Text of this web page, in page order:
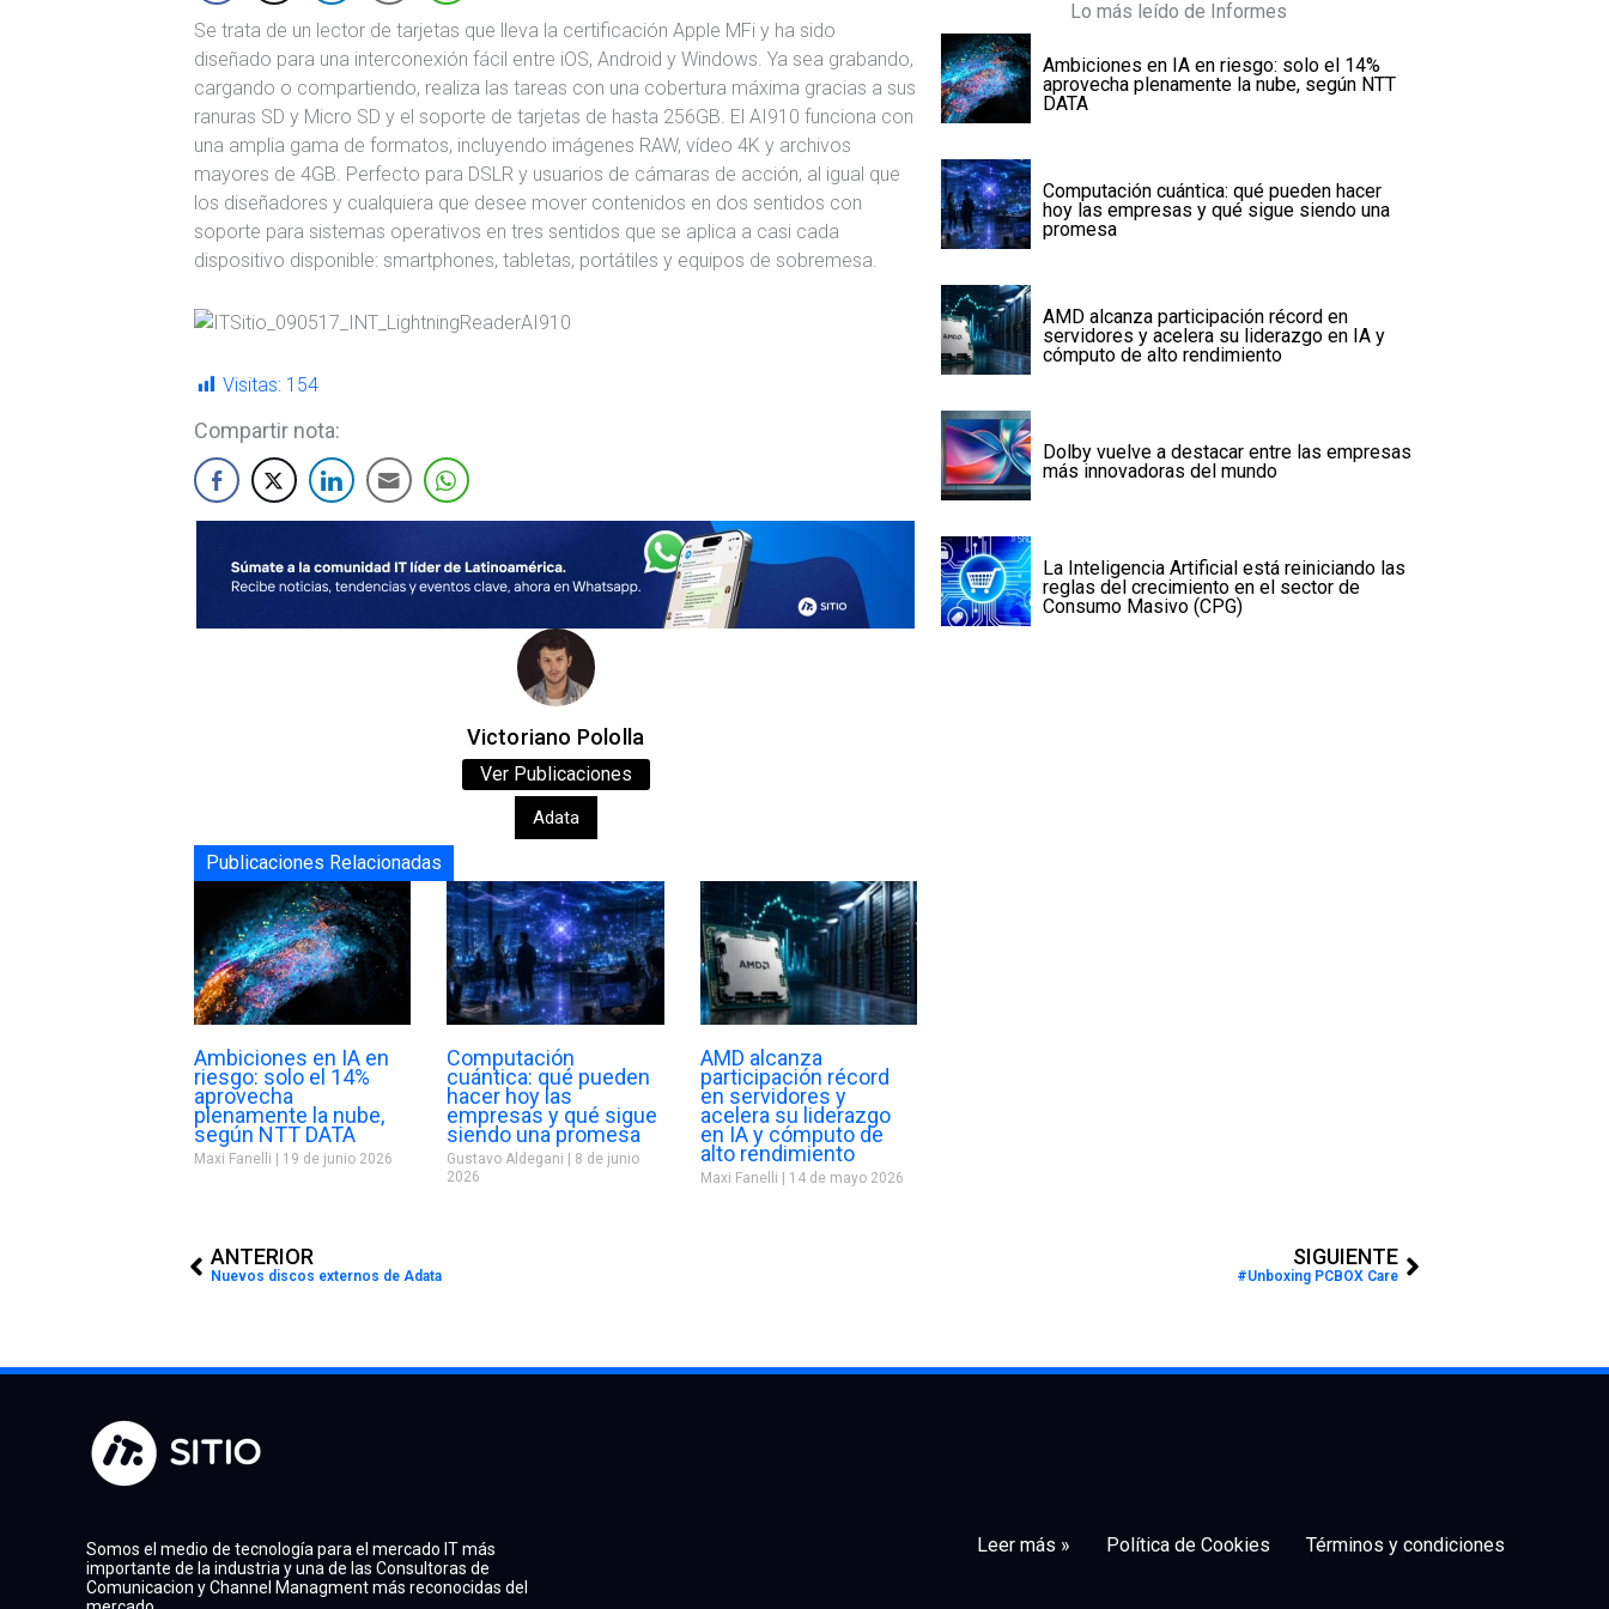
Se trata de un lector de tarjetas que lleva la certificación Apple MFi y ha sido
diseñado para una interconexión fácil entre iOS, Android y Windows. Ya sea grabando,
cargando o compartiendo, realiza las tareas con una cobertura máxima gracias a sus
ranuras SD y Micro SD y el soporte de tarjetas de hasta 256GB. El AI910 funciona con
una amplia gama de formatos, incluyendo imágenes RAW, vídeo 4K y archivos
mayores de 4GB. Perfecto para DSLR y usuarios de cámaras de acción, al igual que
los diseñadores y cualquiera que desee mover contenidos en dos sentidos con
soporte para sistemas operativos en tres sentidos que se aplica a casi cada
dispositivo disponible: smartphones, tabletas, portátiles y equipos de sobremesa.
Visitas: 154
Compartir nota:
Victoriano Pololla
Ver Publicaciones
Adata
Publicaciones Relacionadas
Ambiciones en IA en
riesgo: solo el 14%
aprovecha
plenamente la nube,
según NTT DATA
Maxi Fanelli 19 de junio 2026
Computación
cuántica: qué pueden
hacer hoy las
empresas y qué sigue
siendo una promesa
Gustavo Aldegani
8 de junio
2026
AMD alcanza
participación récord
en servidores y
acelera su liderazgo
en IA y cómputo de
alto rendimiento
Maxi Fanelli 14 de mayo 2026
Lo más leído de Informes
Ambiciones en IA en riesgo: solo el 14%
aprovecha plenamente la nube, según NTT
DATA
Computación cuántica: qué pueden hacer
hoy las empresas y qué sigue siendo una
promesa
AMD alcanza participación récord en
servidores y acelera su liderazgo en IA y
cómputo de alto rendimiento
Dolby vuelve a destacar entre las empresas
más innovadoras del mundo
La Inteligencia Artificial está reiniciando las
reglas del crecimiento en el sector de
Consumo Masivo (CPG)
ANTERIOR
Nuevos discos externos de Adata
SIGUIENTE
#Unboxing PCBOX Care
Somos el medio de tecnología para el mercado IT más
importante de la industria y una de las Consultoras de
Comunicacion y Channel Managment más reconocidas del
Leer más » Política de Cookies Términos y condiciones